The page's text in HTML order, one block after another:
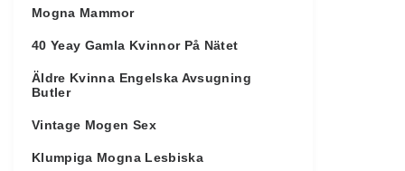
Mogna Mammor
40 Yeay Gamla Kvinnor På Nätet
Äldre Kvinna Engelska Avsugning
Butler
Vintage Mogen Sex
Klumpiga Mogna Lesbiska